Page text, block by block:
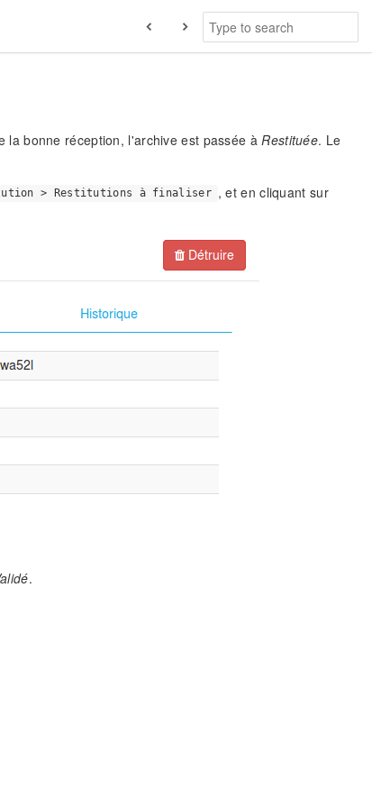
la bonne réception, l'archive est passée à Restituée. Le
> Restitutions à finaliser , et en cliquant sur
.